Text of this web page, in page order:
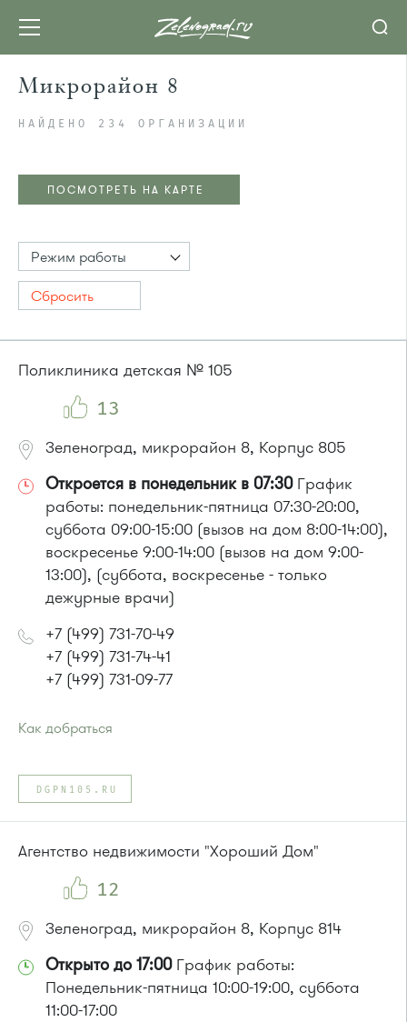
Микрорайон 8
НАЙДЕНО 234 ОРГАНИЗАЦИИ
ПОСМОТРЕТЬ НА КАРТЕ
Режим работы
Сбросить
Поликлиника детская № 105
13
Зеленоград, микрорайон 8, Корпус 805
Откроется в понедельник в 07:30График
работы: понедельник-пятница 07:30-20:00,
суббота 09:00-15:00 (вызов на дом 8:00-14:00),
воскресенье 9:00-14:00 (вызов на дом 9:00-
13:00), (суббота, воскресенье - только
дежурные врачи)
+7 (499) 731-70-49
+7 (499) 731-74-41
+7 (499) 731-09-77
Как добраться
Автобусы № 2, 3, 8, 11, 19, 29, 32.
Маршрутка № 408м, 419м
или до остановки"Универсам":
Маршрутка № 409м, 419м
DGPN105.RU
Агентство недвижимости "Хороший Дом"
12
Зеленоград, микрорайон 8, Корпус 814
Открыто до 17:00График работы:
Понедельник-пятница 10:00-19:00, суббота
11:00-17:00